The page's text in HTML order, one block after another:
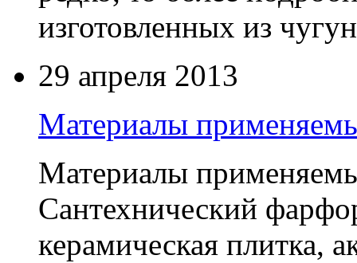
изготовленных из
29 апреля 2013
Материалы
Материалы
Сантехнический
керамическая плитка,